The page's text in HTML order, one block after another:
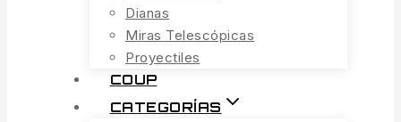
Dianas
Miras Telescópicas
Proyectiles
COUP
CATEGORÍAS